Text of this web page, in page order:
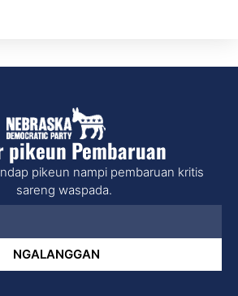
pikeun Pembaruan
pikeun nampi pembaruan kritis
sareng waspada.
NGALANGGAN